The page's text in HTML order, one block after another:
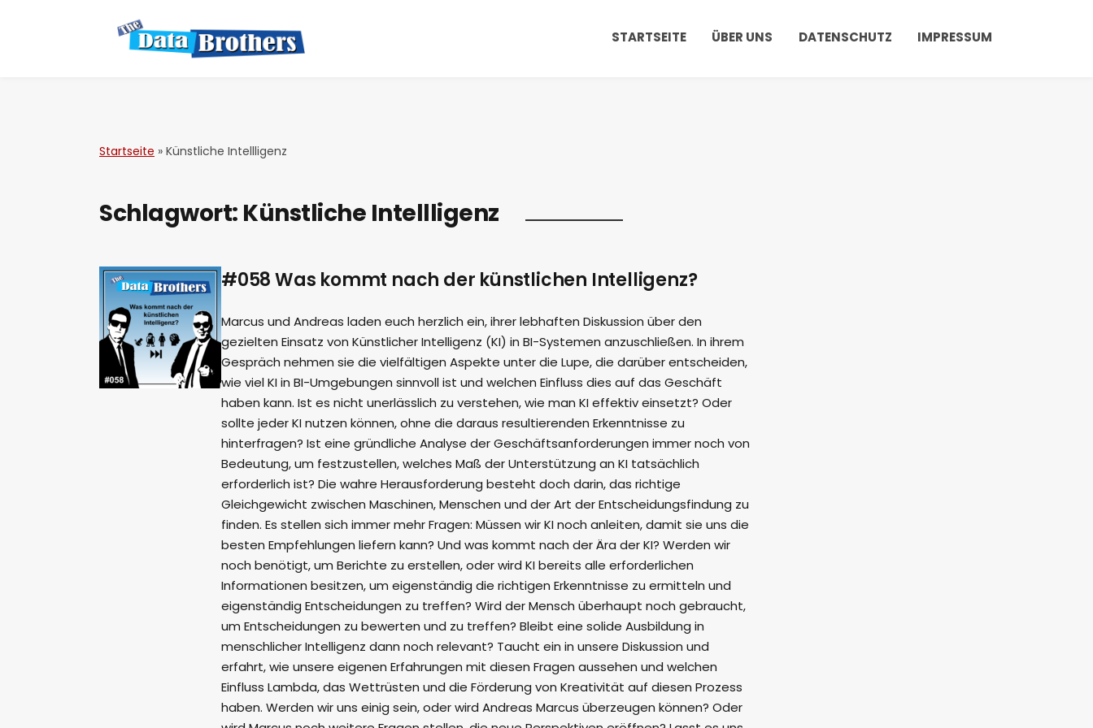
STARTSEITE ÜBER UNS DATENSCHUTZ IMPRESSUM
Startseite » Künstliche Intellligenz
Schlagwort: Künstliche Intellligenz
#058 Was kommt nach der künstlichen Intelligenz?
Marcus und Andreas laden euch herzlich ein, ihrer lebhaften Diskussion über den
gezielten Einsatz von Künstlicher Intelligenz (KI) in BI-Systemen anzuschließen. In ihrem
Gespräch nehmen sie die vielfältigen Aspekte unter die Lupe, die darüber entscheiden,
wie viel KI in BI-Umgebungen sinnvoll ist und welchen Einfluss dies auf das Geschäft
haben kann. Ist es nicht unerlässlich zu verstehen, wie man KI effektiv einsetzt? Oder
sollte jeder KI nutzen können, ohne die daraus resultierenden Erkenntnisse zu
hinterfragen? Ist eine gründliche Analyse der Geschäftsanforderungen immer noch von
Bedeutung, um festzustellen, welches Maß der Unterstützung an KI tatsächlich
erforderlich ist? Die wahre Herausforderung besteht doch darin, das richtige
Gleichgewicht zwischen Maschinen, Menschen und der Art der Entscheidungsfindung zu
finden. Es stellen sich immer mehr Fragen: Müssen wir KI noch anleiten, damit sie uns die
besten Empfehlungen liefern kann? Und was kommt nach der Ära der KI? Werden wir
noch benötigt, um Berichte zu erstellen, oder wird KI bereits alle erforderlichen
Informationen besitzen, um eigenständig die richtigen Erkenntnisse zu ermitteln und
eigenständig Entscheidungen zu treffen? Wird der Mensch überhaupt noch gebraucht,
um Entscheidungen zu bewerten und zu treffen? Bleibt eine solide Ausbildung in
menschlicher Intelligenz dann noch relevant? Taucht ein in unsere Diskussion und
erfahrt, wie unsere eigenen Erfahrungen mit diesen Fragen aussehen und welchen
Einfluss Lambda, das Wettrüsten und die Förderung von Kreativität auf diesen Prozess
haben. Werden wir uns einig sein, oder wird Andreas Marcus überzeugen können? Oder